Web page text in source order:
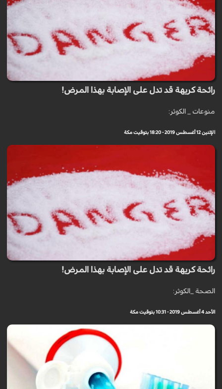
رائحة كريهة قد تدل على الإصابة بهذا المرض!
منوعات _ الكوثر:
الإثنين 12 أغسطس 2019 - 18:20 بتوقيت مكة
رائحة كريهة قد تدل على الإصابة بهذا المرض!
الصحة _الكوثر:
الأحد 4 أغسطس 2019 - 10:31 بتوقيت مكة